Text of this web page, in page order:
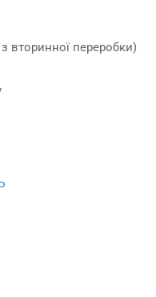
вторинної переробки)